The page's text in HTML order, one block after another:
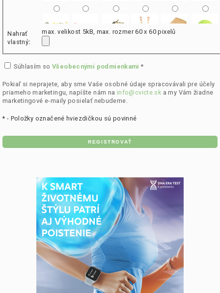
Nahrať
vlastný:
max. velikost 5kB, max. rozmer 60 x 60 pixelů
Súhlasím so Všeobecnými podmienkami *
Pokiaľ si neprajete, aby sme Vaše osobné údaje spracovávali pre účely
priameho marketingu, napíšte nám na info@cvicte.sk a my Vám žiadne
marketingové e-maily posielať nebudeme.
* - Položky označené hviezdičkou sú povinné